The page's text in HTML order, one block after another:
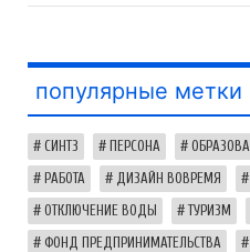
популярные метки
СИНТЗ ПЕРСОНА
РАБОТА ДИЗАЙН ВОВРЕМЯ
ОТКЛЮЧЕНИЕ ВОДЫ ТУРИЗМ
ФОНД ПРЕДПРИНИМАТЕЛЬСТВА